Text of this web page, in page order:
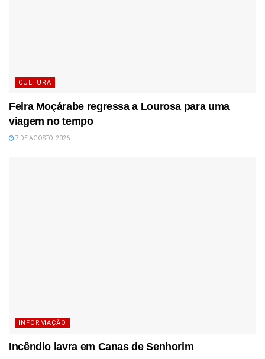
CULTURA
Feira Moçárabe regressa a Lourosa para uma
viagem no tempo
7 DE AGOSTO, 2026
INFORMAÇÃO
Incêndio lavra em Canas de Senhorim